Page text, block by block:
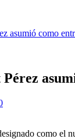
asumió como
Pérez
como el